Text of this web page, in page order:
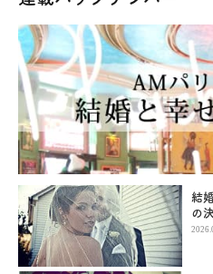
結
の